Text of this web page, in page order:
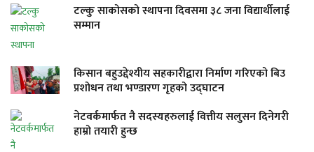
टल्कु साकोसको स्थापना दिवसमा ३८ जना विद्यार्थीलाई
सम्मान
किसान बहुउद्देश्यीय सहकारीद्वारा निर्माण गरिएको बिउ
प्रशोधन तथा भण्डारण गृहको उद्घाटन
नेटवर्कमार्फत नै सदस्यहरुलाई वित्तीय सलुसन दिनेगरी
हाम्रो तयारी हुन्छ